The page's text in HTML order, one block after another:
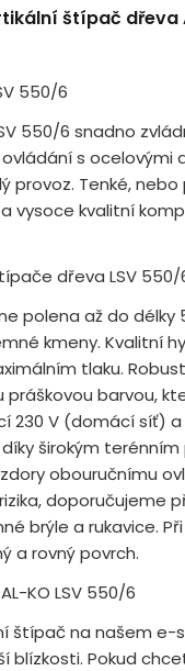
štípač dřeva
550/6
550/6 snadno
s ocelovými
provoz. Tenké,
vysoce kvalitní
dřeva LSV 550/
polena až do
kmeny. Kvalitní
tlaku.
barvou,
230 V (domácí síť) a
širokým
obouručnímu
doporučujeme
brýle a rukavice.
a rovný povrch.
KO LSV 550/6
štípač na našem e-
blízkosti. Pokud